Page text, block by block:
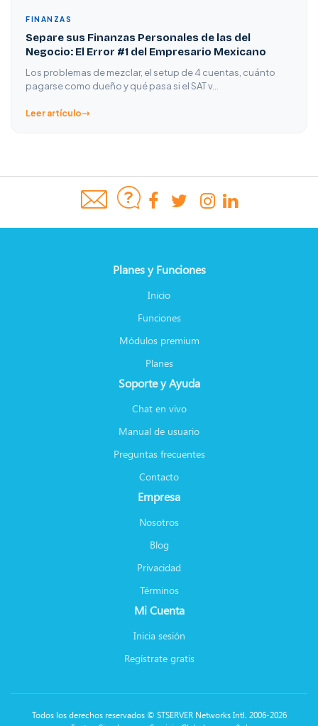
FINANZAS
Separe sus Finanzas Personales de las del
Negocio: El Error #1 del Empresario Mexicano
Los problemas de mezclar, el setup de 4 cuentas, cuánto
pagarse como dueño y qué pasa si el SAT v…
Leer artículo
Planes y Funciones
Inicio
Funciones
Módulos premium
Planes
Soporte y Ayuda
Chat en vivo
Manual de usuario
Preguntas frecuentes
Contacto
Empresa
Nosotros
Blog
Privacidad
Términos
Mi Cuenta
Inicia sesión
Regístrate gratis
Todos los derechos reservados © STSERVER Networks Intl. 2006-2026